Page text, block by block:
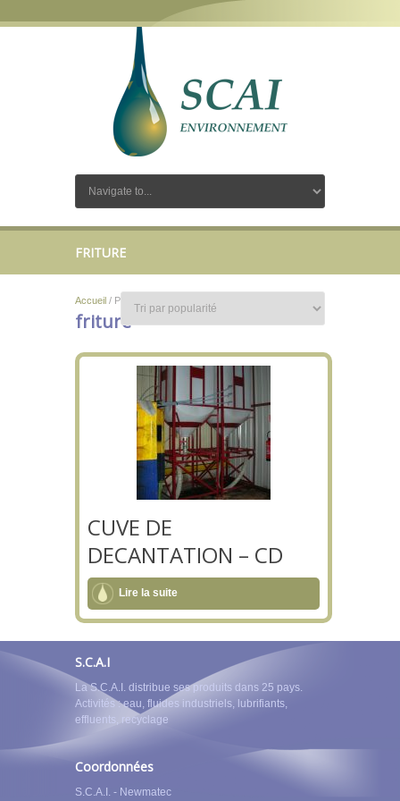
FRITURE
Accueil / Produits identifiés “friture”
friture
CUVE DE
DECANTATION – CD
Lire la suite
S.C.A.I
La S.C.A.I. distribue ses produits dans 25 pays.
Activités : eau, fluides industriels, lubrifiants,
effluents, recyclage
Coordonnées
S.C.A.I. - Newmatec